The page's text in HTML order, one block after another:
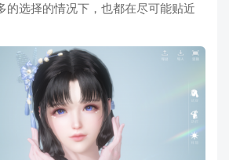
的选择的情况下，也都在尽可能贴近